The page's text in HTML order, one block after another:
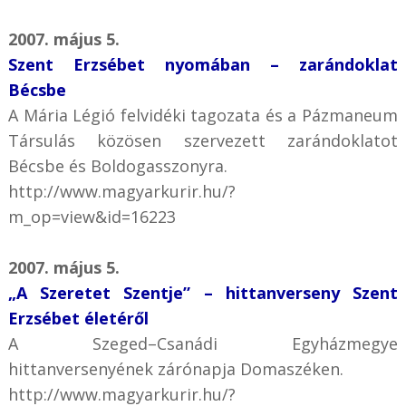
2007. május 5.
Szent Erzsébet nyomában – zarándoklat
Bécsbe
A Mária Légió felvidéki tagozata és a Pázmaneum
Társulás közösen szervezett zarándoklatot
Bécsbe és Boldogasszonyra.
http://www.magyarkurir.hu/?
m_op=view&id=16223
2007. május 5.
„A Szeretet Szentje” – hittanverseny Szent
Erzsébet életéről
A Szeged–Csanádi Egyházmegye
hittanversenyének zárónapja Domaszéken.
http://www.magyarkurir.hu/?